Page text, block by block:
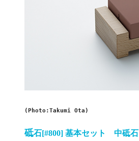
(Photo:Takumi Ota)
砥石[#800] 基本セット 中砥